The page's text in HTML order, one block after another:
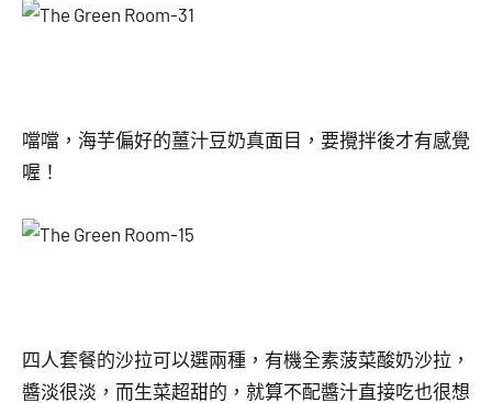
噹噹，海芋偏好的薑汁豆奶真面目，要攪拌後才有感覺
喔！
四人套餐的沙拉可以選兩種，有機全素菠菜酸奶沙拉，
醬淡很淡，而生菜超甜的，就算不配醬汁直接吃也很想